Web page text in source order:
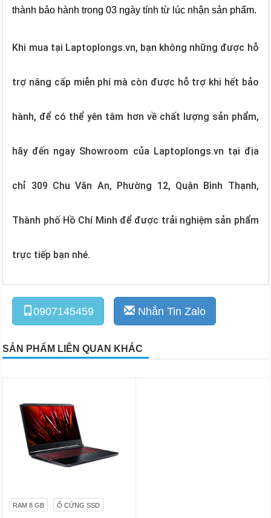
thành bảo hành trong 03 ngày tính từ lúc nhận sản phẩm.
Khi mua tại Laptoplongs.vn, bạn không những được hỗ
trợ nâng cấp miễn phí mà còn được hỗ trợ khi hết bảo
hành, để có thể yên tâm hơn về chất lượng sản phẩm,
hãy đến ngay Showroom của Laptoplongs.vn tại địa
chỉ 309 Chu Văn An, Phường 12, Quận Bình Thạnh,
Thành phố Hồ Chí Minh để được trải nghiệm sản phẩm
trực tiếp bạn nhé.
0907145459 Nhắn Tin Zalo
SẢN PHẨM LIÊN QUAN KHÁC
RAM 8 GB Ổ CỨNG SSD